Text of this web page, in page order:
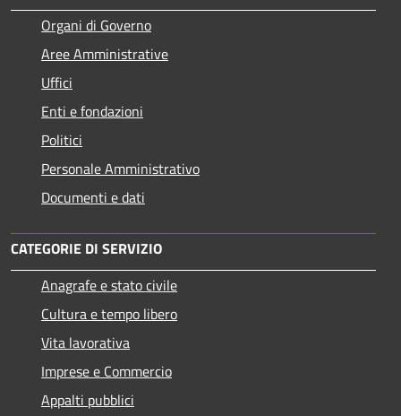
Organi di Governo
Aree Amministrative
Uffici
Enti e fondazioni
Politici
Personale Amministrativo
Documenti e dati
CATEGORIE DI SERVIZIO
Anagrafe e stato civile
Cultura e tempo libero
Vita lavorativa
Imprese e Commercio
Appalti pubblici